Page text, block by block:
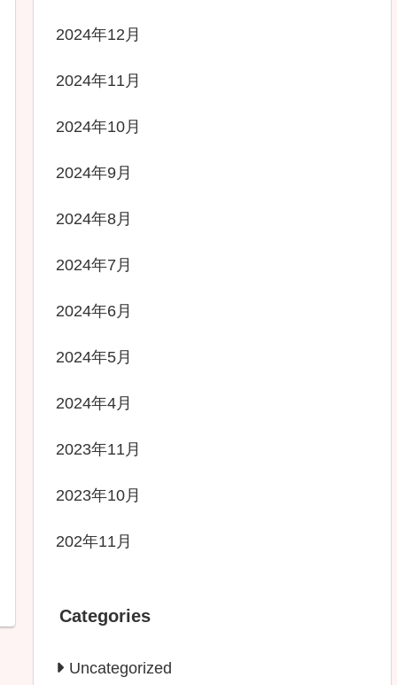
2024年12月
2024年11月
2024年10月
2024年9月
2024年8月
2024年7月
2024年6月
2024年5月
2024年4月
2023年11月
2023年10月
202年11月
Categories
Uncategorized